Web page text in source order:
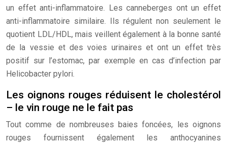
un effet anti-inflammatoire. Les canneberges ont un effet
anti-inflammatoire similaire. Ils régulent non seulement le
quotient LDL/HDL, mais veillent également à la bonne santé
de la vessie et des voies urinaires et ont un effet très
positif sur l’estomac, par exemple en cas d’infection par
Helicobacter pylori.
Les oignons rouges réduisent le cholestérol
– le vin rouge ne le fait pas
Tout comme de nombreuses baies foncées, les oignons
rouges fournissent également les anthocyanines